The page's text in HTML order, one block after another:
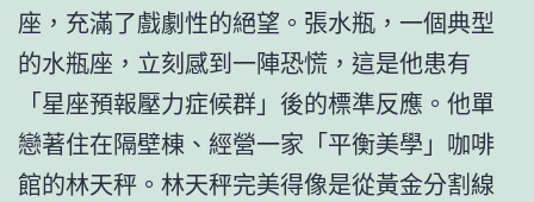
座，充滿了戲劇性的絕望。張水瓶，一個典型
的水瓶座，立刻感到一陣恐慌，這是他患有
「星座預報壓力症候群」後的標準反應。他單
戀著住在隔壁棟、經營一家「平衡美學」咖啡
館的林天秤。林天秤完美得像是從黃金分割線